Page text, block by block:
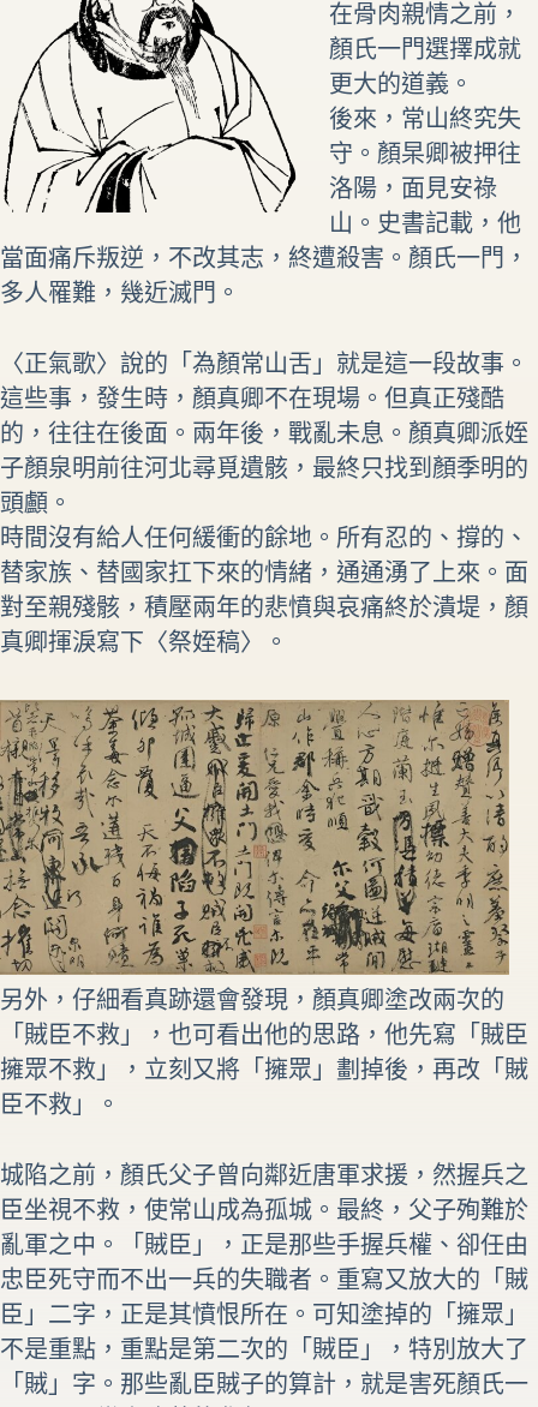
在骨肉親情之前，
顏氏一門選擇成就
更大的道義。
後來，常山終究失
守。顏杲卿被押往
洛陽，面見安祿
山。史書記載，他
當面痛斥叛逆，不改其志，終遭殺害。顏氏一門，
多人罹難，幾近滅門。
〈正氣歌〉說的「為顏常山舌」就是這一段故事。
這些事，發生時，顏真卿不在現場。但真正殘酷
的，往往在後面。兩年後，戰亂未息。顏真卿派姪
子顏泉明前往河北尋覓遺骸，最終只找到顏季明的
頭顱。
時間沒有給人任何緩衝的餘地。所有忍的、撐的、
替家族、替國家扛下來的情緒，通通湧了上來。面
對至親殘骸，積壓兩年的悲憤與哀痛終於潰堤，顏
真卿揮淚寫下〈祭姪稿〉。
另外，仔細看真跡還會發現，顏真卿塗改兩次的
「賊臣不救」，也可看出他的思路，他先寫「賊臣
擁眾不救」，立刻又將「擁眾」劃掉後，再改「賊
臣不救」。
城陷之前，顏氏父子曾向鄰近唐軍求援，然握兵之
臣坐視不救，使常山成為孤城。最終，父子殉難於
亂軍之中。「賊臣」，正是那些手握兵權、卻任由
忠臣死守而不出一兵的失職者。重寫又放大的「賊
臣」二字，正是其憤恨所在。可知塗掉的「擁眾」
不是重點，重點是第二次的「賊臣」，特別放大了
「賊」字。那些亂臣賊子的算計，就是害死顏氏一